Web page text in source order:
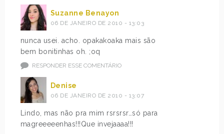
Suzanne Benayon
06 DE JANEIRO DE 2010 - 13:03
nunca usei. acho. opakakoaka mais são
bem bonitinhas oh. ;oq
RESPONDER ESSE COMENTÁRIO
Denise
06 DE JANEIRO DE 2010 - 13:07
Lindo, mas não pra mim rsrsrsr…só para
magreeeeenhas!!!Que invejaaaa!!!